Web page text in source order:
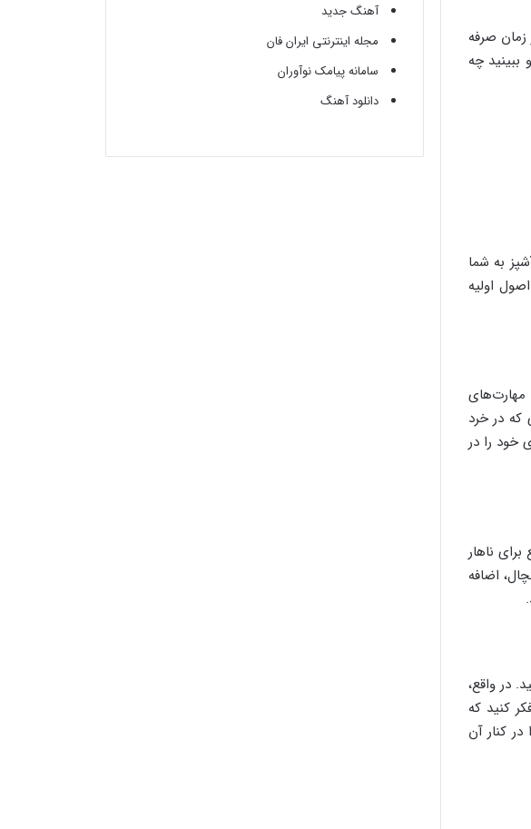
صرفه
چه
به شما
اولیه
مهارت‌های
در خرد
خود را در
ناهار
اضافه
در واقع،
کنید که
کنار آن
آهنگ جدید
مجله اینترنتی ایران فان
سامانه پیامک نوآوران
دانلود آهنگ